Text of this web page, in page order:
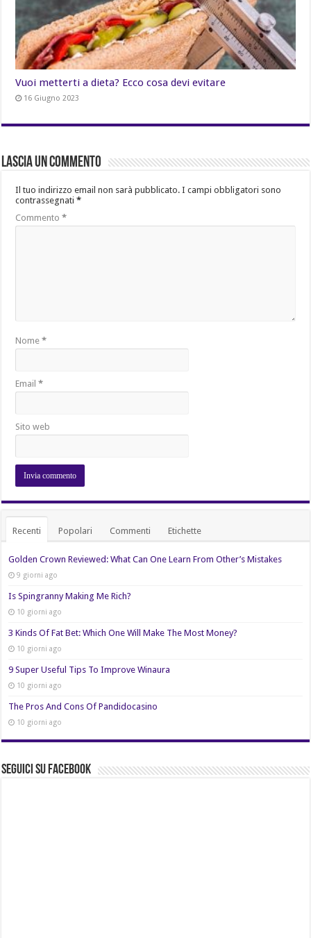
Vuoi metterti a dieta? Ecco cosa devi evitare
16 Giugno 2023
Lascia un commento
Il tuo indirizzo email non sarà pubblicato. I campi obbligatori sono
contrassegnati*
Commento*
Nome*
Email*
Sito web
Recenti Popolari Commenti Etichette
Golden Crown Reviewed: What Can One Learn From Other’s Mistakes
9 giorni ago
Is Spingranny Making Me Rich?
10 giorni ago
3 Kinds Of Fat Bet: Which One Will Make The Most Money?
10 giorni ago
9 Super Useful Tips To Improve Winaura
10 giorni ago
The Pros And Cons Of Pandidocasino
10 giorni ago
Seguici su Facebook